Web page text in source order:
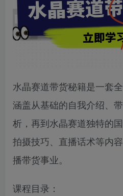
水晶赛道带货秘籍是一套
涵盖从基础的自我介绍、
析，再到水晶赛道独特的
拍摄技巧、直播话术等内
播带货事业。
课程目录：